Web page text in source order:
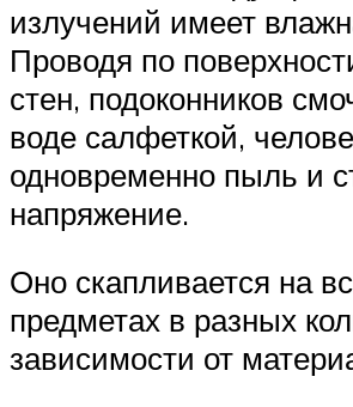
излучений имеет
Проводя по
стен, подоконников
воде салфеткой,
одновременно пыль и
напряжение.
Оно скапливается на
предметах в разных
зависимости от